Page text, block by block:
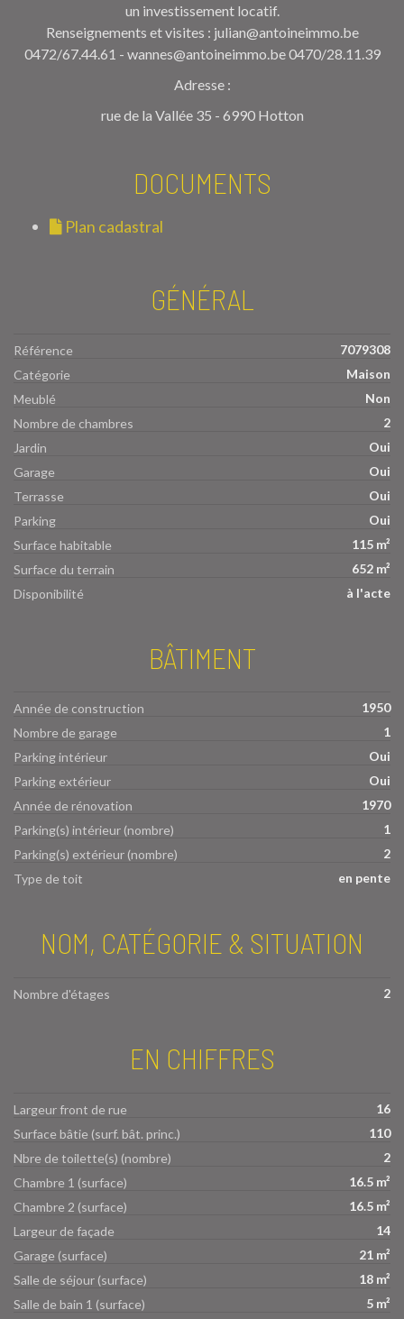
un investissement locatif.
Renseignements et visites : julian@antoineimmo.be
0472/67.44.61 - wannes@antoineimmo.be 0470/28.11.39
Adresse :
rue de la Vallée 35 - 6990 Hotton
DOCUMENTS
Plan cadastral
GÉNÉRAL
Référence
7079308
Catégorie
Maison
Meublé
Non
Nombre de chambres
2
Jardin
Oui
Garage
Oui
Terrasse
Oui
Parking
Oui
Surface habitable
115 m²
Surface du terrain
652 m²
Disponibilité
à l'acte
BÂTIMENT
Année de construction
1950
Nombre de garage
1
Parking intérieur
Oui
Parking extérieur
Oui
Année de rénovation
1970
Parking(s) intérieur (nombre)
1
Parking(s) extérieur (nombre)
2
Type de toit
en pente
NOM, CATÉGORIE & SITUATION
Nombre d'étages 2
EN CHIFFRES
Largeur front de rue
16
Surface bâtie (surf. bât. princ.)
110
Nbre de toilette(s) (nombre)
2
Chambre 1 (surface)
16.5 m²
Chambre 2 (surface)
16.5 m²
Largeur de façade
14
Garage (surface)
21 m²
Salle de séjour (surface)
18 m²
Salle de bain 1 (surface)
5 m²